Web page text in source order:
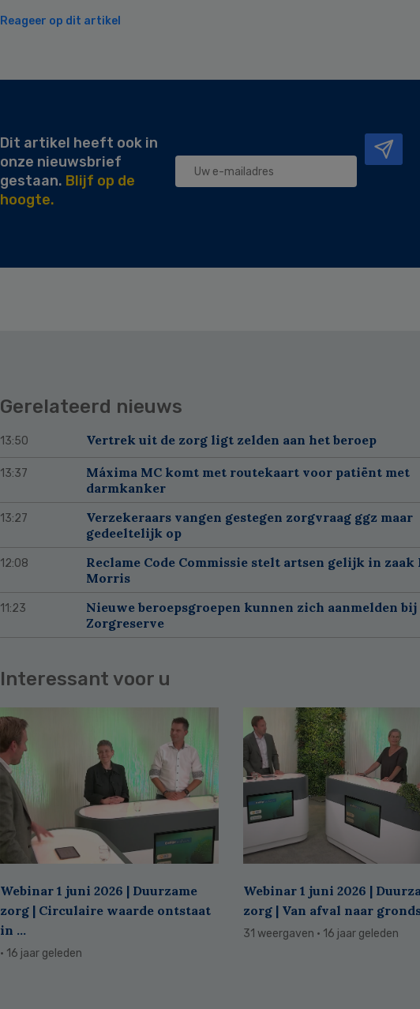
Reageer op dit artikel
Dit artikel heeft ook in
onze nieuwsbrief
gestaan. Blijf op de
hoogte.
Gerelateerd nieuws
13:50 Vertrek uit de zorg ligt zelden aan het beroep
13:37
Máxima MC komt met routekaart voor patiënt met
darmkanker
13:27
Verzekeraars vangen gestegen zorgvraag ggz maar
gedeeltelijk op
12:08
Reclame Code Commissie stelt artsen gelijk in
Morris
11:23
Nieuwe beroepsgroepen kunnen zich aanmelden
Zorgreserve
Interessant voor u
Webinar 1 juni 2026 | Duurzame
zorg | Circulaire waarde ontstaat
in ...
· 16 jaar geleden
Webinar 1 juni 2026 |
zorg | Van afval naar
31 weergaven · 16 jaar geleden